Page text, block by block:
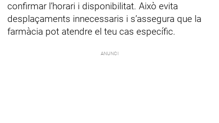
confirmar l’horari i disponibilitat. Això evita
desplaçaments innecessaris i s’assegura que la
farmàcia pot atendre el teu cas específic.